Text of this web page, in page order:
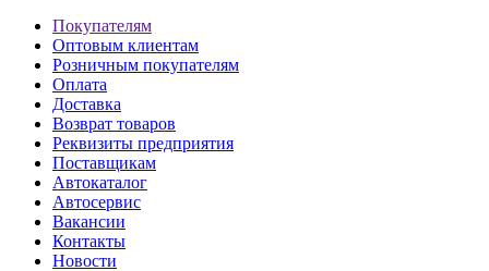
Покупателям
Оптовым клиентам
Розничным покупателям
Оплата
Доставка
Возврат товаров
Реквизиты предприятия
Поставщикам
Автокаталог
Автосервис
Вакансии
Контакты
Новости